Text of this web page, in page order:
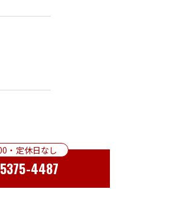
・定休日なし
4487